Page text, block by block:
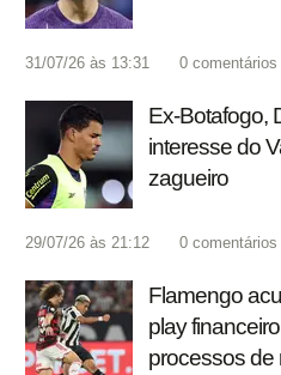
31/07/26 às 13:31 0 comentários
Ex-Botafogo,
interesse do
zagueiro
29/07/26 às 21:12 0 comentários
Flamengo
play
processos de